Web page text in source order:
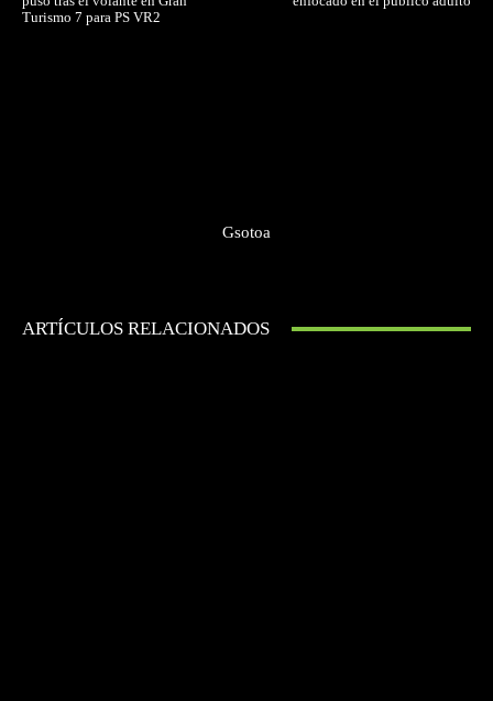
Turismo 7 para PS VR2
Gsotoa
ARTÍCULOS RELACIONADOS